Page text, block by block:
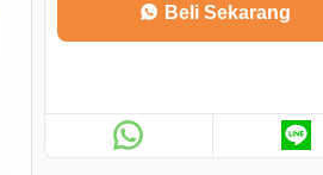
Beli Sekarang